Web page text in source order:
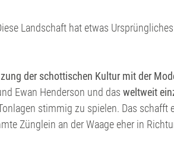
Landschaft hat etwas
der schottischen Kultur mit der
Ewan Henderson und das weltweit
stimmig zu spielen. Das
Zünglein an der Waage eher in